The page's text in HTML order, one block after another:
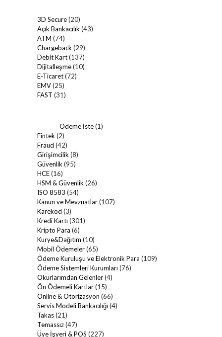
3D Secure(20)
Açık Bankacılık (43)
ATM (74)
Chargeback (29)
Debit Kart(137)
Dijitalleşme(10)
E-Ticaret(72)
EMV(25)
FAST (31)
Ödeme İste(1)
Fintek (2)
Fraud (42)
Girişimcilik (8)
Güvenlik (95)
HCE(16)
HSM & Güvenlik (26)
ISO 8583 (54)
Kanun ve Mevzuatlar(107)
Karekod (3)
Kredi Kartı (301)
Kripto Para (6)
Kurye&Dağıtım (10)
Mobil Ödemeler(65)
Ödeme Kuruluşu ve Elektronik Para (109)
Ödeme Sistemleri Kurumları (76)
Okurlarımdan Gelenler(4)
Ön Ödemeli Kartlar(15)
Online & Otorizasyon (66)
Servis Modeli Bankacılığı (4)
Takas(21)
Temassız(47)
Üye İşyeri & POS (227)